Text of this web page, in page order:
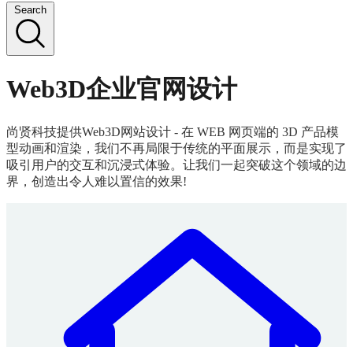
Search
Web3D企业官网设计
尚贤科技提供Web3D网站设计 - 在 WEB 网页端的 3D 产品模
型动画和渲染，我们不再局限于传统的平面展示，而是实现了
吸引用户的交互和沉浸式体验。让我们一起突破这个领域的边
界，创造出令人难以置信的效果!